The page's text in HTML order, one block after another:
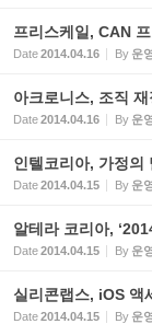
프리스케일, CAN
Date2014.04.16 By 운
아크로니스, 조직
Date2014.04.16 By 운
인텔코리아, 가정의
Date2014.04.15 By 운
알테라 코리아,
Date2014.04.15 By 운
실리콘랩스, iOS 액
Date2014.04.15 By 운